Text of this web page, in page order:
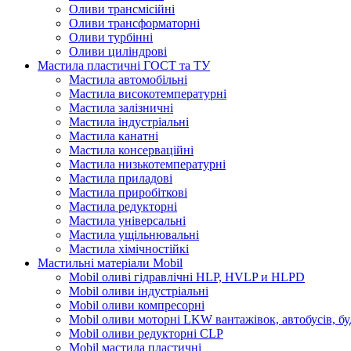
Оливи трансмісійні
Оливи трансформаторні
Оливи турбінні
Оливи циліндрові
Мастила пластичні ГОСТ та ТУ
Мастила автомобільні
Мастила високотемпературні
Мастила залізничні
Мастила індустріальні
Мастила канатні
Мастила консерваційні
Мастила низькотемпературні
Мастила приладові
Мастила приробіткові
Мастила редукторні
Мастила універсальні
Мастила ущільнювальні
Мастила хімічностійкі
Мастильні матеріали Mobil
Mobil оливі гідравлічні HLP, HVLP и HLPD
Mobil оливи індустріальні
Mobil оливи компресорні
Mobil оливи моторні LKW вантажівок, автобусів,
Mobil оливи редукторні CLP
Mobil мастила пластичні